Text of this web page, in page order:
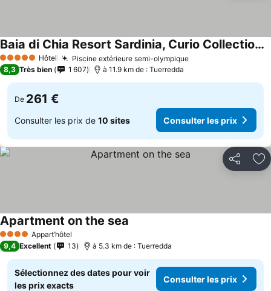
5 Étoiles Hôtel Piscine extérieure semi-olympique
Baia di Chia Resort Sardinia, Curio Collection by Hilton
8,3 Très bien 1 607 à 11.9 km de : Tuerredda
De 261 €
Consulter les prix de 10 sites Consulter les prix
Partager
4 Étoiles Appart’hôtel
Apartment on the sea
9,4 Excellent 13 à 5.3 km de : Tuerredda
Sélectionnez des dates pour voir
les prix exacts
Consulter les prix